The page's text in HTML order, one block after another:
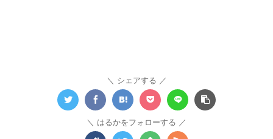
シェアする
はるかをフォローする